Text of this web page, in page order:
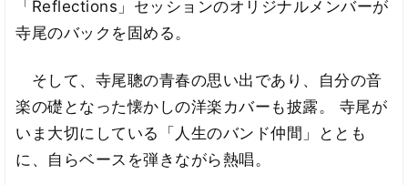
「Reflections」セッションのオリジナルメンバーが
寺尾のバックを固める。
そして、寺尾聰の青春の思い出であり、自分の音
楽の礎となった懐かしの洋楽カバーも披露。 寺尾が
いま大切にしている「人生のバンド仲間」ととも
に、自らベースを弾きながら熱唱。